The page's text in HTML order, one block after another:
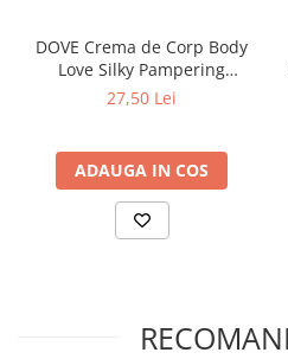
Camera
Lumanari Parfumate
Deodorante & Parfumuri
Parfumuri
DOVE Crema de Corp Body
Love Silky Pampering
Hidratare & Nutritie 300 ml
27,50 Lei
ADAUGA IN COS